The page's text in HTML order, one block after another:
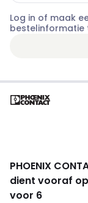
Log in of maak
bestelinformatie
PHOENIX
dient vooraf
voor 6